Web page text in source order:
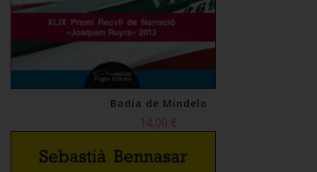
Badia de Mindelo
14,00 €